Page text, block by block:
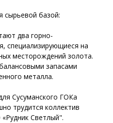
сырьевой базой:
два горно-
специализирующиеся на
месторождений золота.
запасами
металла.
Сусуманского ГОКа
трудится коллектив
Светлый".